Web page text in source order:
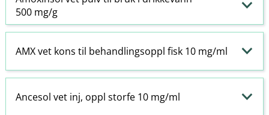
500 mg/g
AMX vet kons til behandlingsoppl fisk 10 mg/ml
Ancesol vet inj, oppl storfe 10 mg/ml